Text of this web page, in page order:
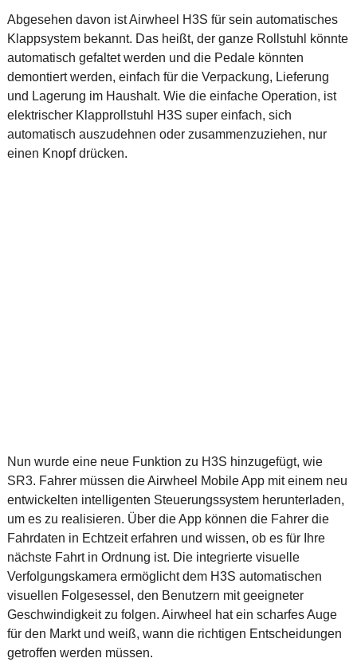
Abgesehen davon ist Airwheel H3S für sein automatisches
Klappsystem bekannt. Das heißt, der ganze Rollstuhl könnte
automatisch gefaltet werden und die Pedale könnten
demontiert werden, einfach für die Verpackung, Lieferung
und Lagerung im Haushalt. Wie die einfache Operation, ist
elektrischer Klapprollstuhl H3S super einfach, sich
automatisch auszudehnen oder zusammenzuziehen, nur
einen Knopf drücken.
Nun wurde eine neue Funktion zu H3S hinzugefügt, wie
SR3. Fahrer müssen die Airwheel Mobile App mit einem neu
entwickelten intelligenten Steuerungssystem herunterladen,
um es zu realisieren. Über die App können die Fahrer die
Fahrdaten in Echtzeit erfahren und wissen, ob es für Ihre
nächste Fahrt in Ordnung ist. Die integrierte visuelle
Verfolgungskamera ermöglicht dem H3S automatischen
visuellen Folgesessel, den Benutzern mit geeigneter
Geschwindigkeit zu folgen. Airwheel hat ein scharfes Auge
für den Markt und weiß, wann die richtigen Entscheidungen
getroffen werden müssen.